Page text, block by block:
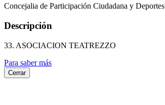
Concejalia de Participación Ciudadana y Deportes
Descripción
33. ASOCIACION TEATREZZO
Para saber más
Cerrar